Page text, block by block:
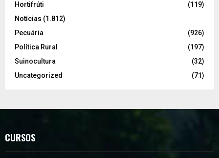
Hortifrúti
(119)
Notícias (1.812)
Pecuária
(926)
Política Rural
(197)
Suinocultura
(32)
Uncategorized
(71)
CURSOS